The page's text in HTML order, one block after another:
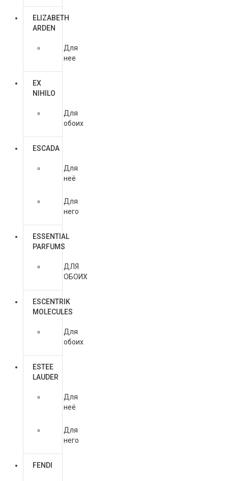
ELIZABETH
ARDEN
Для
нее
EX
NIHILO
Для
обоих
ESCADA
Для
неё
Для
него
ESSENTIAL
PARFUMS
ДЛЯ
ОБОИХ
ESCENTRIK
MOLECULES
Для
обоих
ESTEE
LAUDER
Для
неё
Для
него
FENDI